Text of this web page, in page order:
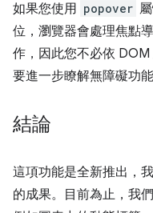
如果您使用 popover
位，瀏覽器會處理焦點
作，因此您不必依
要進一步瞭解無障礙功
結論
這項功能是全新推出，
的成果。目前為止，我